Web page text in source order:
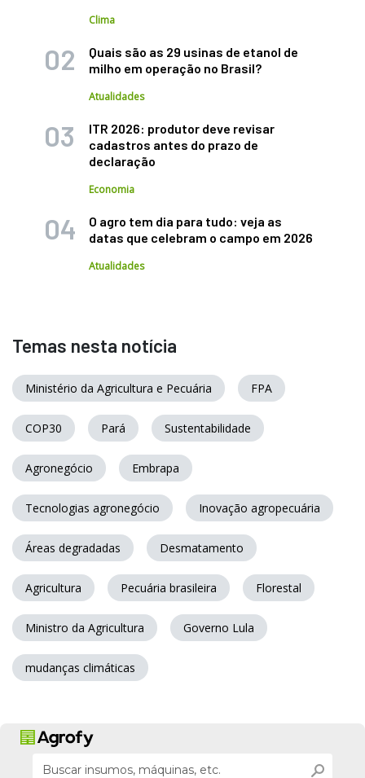
Clima
Quais são as 29 usinas de etanol de
milho em operação no Brasil?
Atualidades
ITR 2026: produtor deve revisar
cadastros antes do prazo de
declaração
Economia
O agro tem dia para tudo: veja as
datas que celebram o campo em 2026
Atualidades
Temas nesta notícia
Ministério da Agricultura e Pecuária FPA
COP30 Pará Sustentabilidade
Agronegócio Embrapa
Tecnologias agronegócio Inovação agropecuária
Áreas degradadas Desmatamento
Agricultura Pecuária brasileira Florestal
Ministro da Agricultura Governo Lula
mudanças climáticas